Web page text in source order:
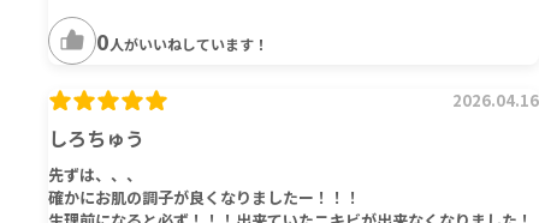
0人がいいねしています！
しろちゅう
2026.04.16
先ずは、、、
確かにお肌の調子が良くなりましたー！！！